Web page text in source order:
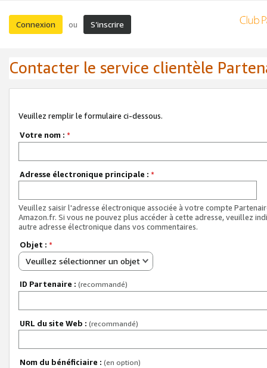
Connexion ou S’inscrire
Contacter le service clientèle
Veuillez remplir le formulaire ci-dessous.
Votre nom : *
Adresse électronique principale : *
Veuillez saisir l'adresse électronique associée à votre compte
Amazon.fr. Si vous ne pouvez plus accéder à cette adresse, veuillez
autre adresse électronique dans vos commentaires.
Objet : *
Veuillez sélectionner un objet
ID Partenaire : (recommandé)
URL du site Web : (recommandé)
Nom du bénéficiaire : (en option)